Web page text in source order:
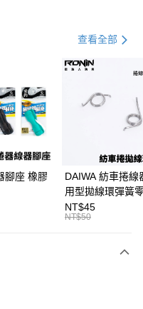
一商業銀行
化商業銀行
台北富邦商業銀行
豐國際商業銀行
台中商業銀行
泰商業銀行
後會自動跳轉到大哥付的交易
繳款截止日，確認付款後即完
查看全部
腳座 橡膠
DAIWA 紡車捲線
用型拋線環彈簧
線規 耳朵彈簧 紡
零件 T927
NT$45
NT$50